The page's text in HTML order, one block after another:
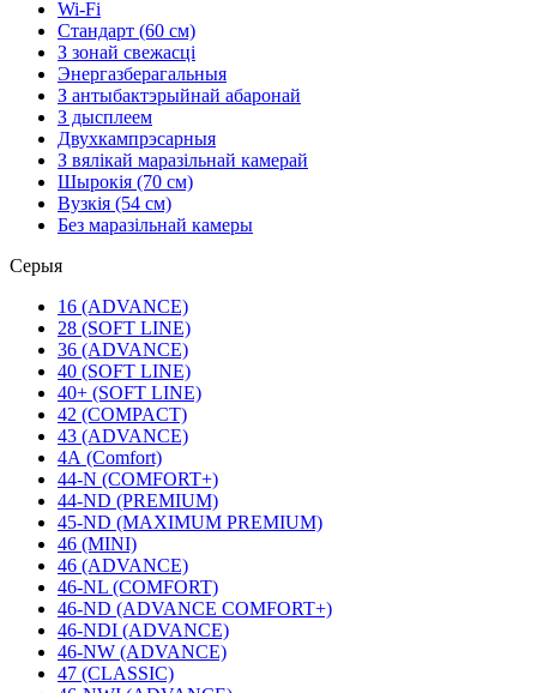
Wi-Fi
Стандарт (60 см)
З зонай свежасці
Энергазберагальныя
З антыбактэрыйнай абаронай
З дысплеем
Двухкампрэсарныя
З вялікай маразільнай камерай
Шырокія (70 см)
Вузкія (54 см)
Без маразільнай камеры
Серыя
16 (ADVANCE)
28 (SOFT LINE)
36 (ADVANCE)
40 (SOFT LINE)
40+ (SOFT LINE)
42 (COMPACT)
43 (ADVANCE)
4А (Comfort)
44-N (COMFORT+)
44-ND (PREMIUM)
45-ND (MAXIMUM PREMIUM)
46 (MINI)
46 (ADVANCE)
46-NL (COMFORT)
46-ND (ADVANCE COMFORT+)
46-NDI (ADVANCE)
46-NW (ADVANCE)
47 (CLASSIC)